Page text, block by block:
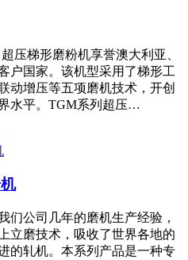
压梯形磨粉机享誉澳大利亚、
户国家。该机型采用了梯形工
动增压等五项磨机技术，开创
水平。TGM系列超压…
们公司几年的磨机生产经验，
立磨技术，吸收了世界各地的
的轧机。本系列产品是一种专